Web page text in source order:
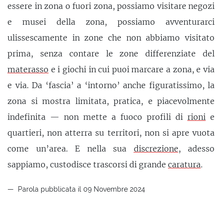
essere in zona o fuori zona, possiamo visitare negozi
e musei della zona, possiamo avventurarci
ulissescamente in zone che non abbiamo visitato
prima, senza contare le zone differenziate del
materasso e i giochi in cui puoi marcare a zona, e via
e via. Da ‘fascia’ a ‘intorno’ anche figuratissimo, la
zona si mostra limitata, pratica, e piacevolmente
indefinita — non mette a fuoco profili di rioni e
quartieri, non atterra su territori, non si apre vuota
come un’area. E nella sua discrezione, adesso
sappiamo, custodisce trascorsi di grande caratura.
Parola pubblicata il 09 Novembre 2024